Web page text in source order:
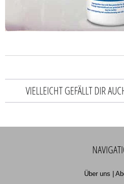
VIELLEICHT GEFÄLLT DIR
Über uns |